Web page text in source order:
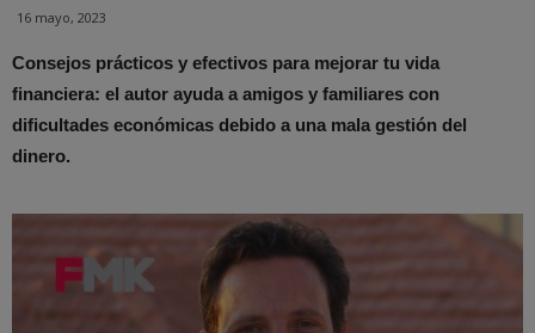
16 mayo, 2023
Consejos prácticos y efectivos para mejorar tu vida
financiera: el autor ayuda a amigos y familiares con
dificultades económicas debido a una mala gestión del
dinero.